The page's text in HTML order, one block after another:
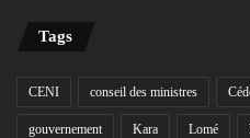
Tags
CENI conseil des ministres
gouvernement Kara Lomé